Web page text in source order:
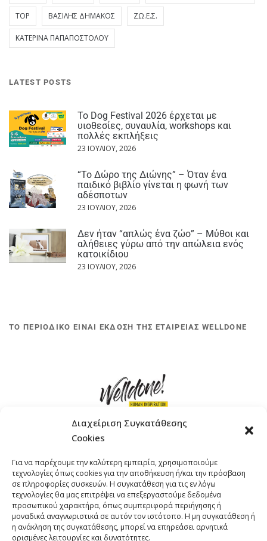
Διαχείριση Συγκατάθεσης
Cookies
Για να παρέχουμε την καλύτερη εμπειρία, χρησιμοποιούμε
τεχνολογίες όπως cookies για την αποθήκευση ή/και την πρόσβαση
σε πληροφορίες συσκευών. Η συγκατάθεση για τις εν λόγω
τεχνολογίες θα μας επιτρέψει να επεξεργαστούμε δεδομένα
προσωπικού χαρακτήρα, όπως συμπεριφορά περιήγησης ή
μοναδικά αναγνωριστικά σε αυτόν τον ιστότοπο. Η μη συγκατάθεση ή
η ανάκληση της συγκατάθεσης, μπορεί να επηρεάσει αρνητικά
ορισμένες λειτουργίες και δυνατότητες.
TOP ΒΑΣΊΛΗΣ ΔΗΜΆΚΟΣ ΖΩ.Ε.Σ.
ΚΑΤΕΡΊΝΑ ΠΑΠΑΠΟΣΤΌΛΟΥ
LATEST POSTS
Το Dog Festival 2026 έρχεται με
υιοθεσίες, συναυλία, workshops και
πολλές εκπλήξεις
23 ΙΟΥΛΊΟΥ, 2026
“Το Δώρο της Διώνης” – Όταν ένα
παιδικό βιβλίο γίνεται η φωνή των
αδέσποτων
23 ΙΟΥΛΊΟΥ, 2026
Δεν ήταν “απλώς ένα ζώο” – Μύθοι και
αλήθειες γύρω από την απώλεια ενός
κατοικίδιου
23 ΙΟΥΛΊΟΥ, 2026
ΤΟ ΠΕΡΙΟΔΙΚΟ ΕΙΝΑΙ ΕΚΔΟΣΗ ΤΗΣ ΕΤΑΙΡΕΙΑΣ WELLDONE
ΤΗΛΕΦΩΝΟ: +30 211 4021758
EMAIL:info@welldone.com.gr